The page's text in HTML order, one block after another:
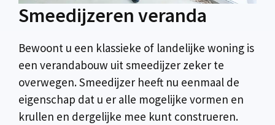
Smeedijzeren veranda
Bewoont u een klassieke of landelijke woning is
een verandabouw uit smeedijzer zeker te
overwegen. Smeedijzer heeft nu eenmaal de
eigenschap dat u er alle mogelijke vormen en
krullen en dergelijke mee kunt construeren.